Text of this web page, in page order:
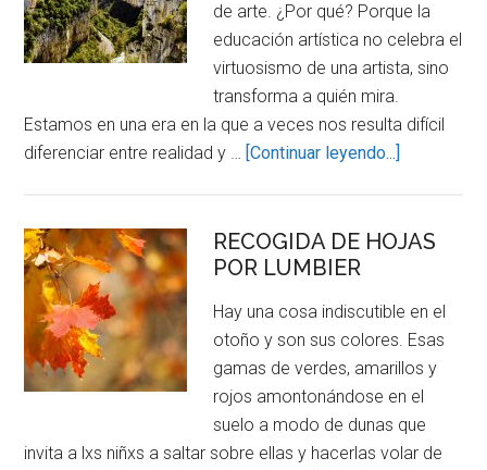
de arte. ¿Por qué? Porque la
educación artística no celebra el
virtuosismo de una artista, sino
transforma a quién mira.
Estamos en una era en la que a veces nos resulta difícil
diferenciar entre realidad y … [Continuar leyendo...]
MADERA
RECOGIDA DE HOJAS
POR LUMBIER
Hay una cosa indiscutible en el
otoño y son sus colores. Esas
gamas de verdes, amarillos y
rojos amontonándose en el
suelo a modo de dunas que
invita a lxs niñxs a saltar sobre ellas y hacerlas volar de